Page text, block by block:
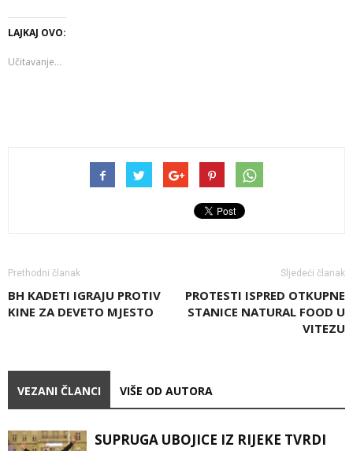
LAJKAJ OVO:
Učitavanje...
Prethodni članak
BH KADETI IGRAJU PROTIV
KINE ZA DEVETO MJESTO
Sljedeći članak
PROTESTI ISPRED OTKUPNE
STANICE NATURAL FOOD U
VITEZU
VEZANI ČLANCI VIŠE OD AUTORA
SUPRUGA UBOJICE IZ RIJEKE TVRDI